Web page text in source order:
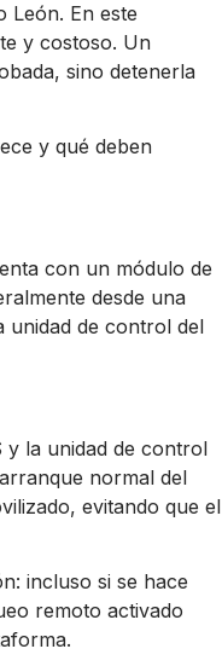
León. En este
y costoso. Un
sino detenerla
y qué deben
con un módulo de
desde una
unidad de control del
y la unidad de control
normal del
evitando que el
incluso si se hace
remoto activado